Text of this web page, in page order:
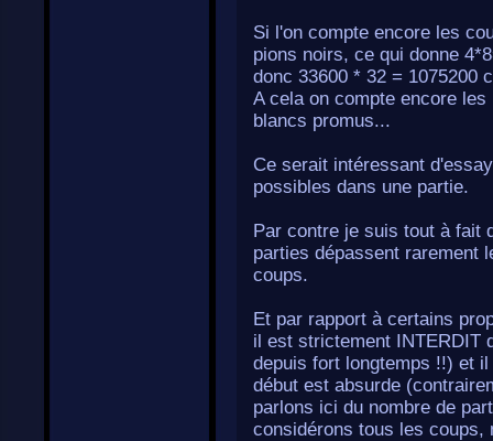
Si l'on compte encore les
pions noirs, ce qui donne
donc 33600 * 32 = 1075200
A cela on compte encore
blancs promus...
Ce serait intéressant
possibles dans une partie.
Par contre je suis tout à fait
parties dépassent rarement
coups.
Et par rapport à certains
il est strictement INTERDIT
depuis fort longtemps !!) et
début est absurde
parlons ici du nombre de
considérons tous les coups,